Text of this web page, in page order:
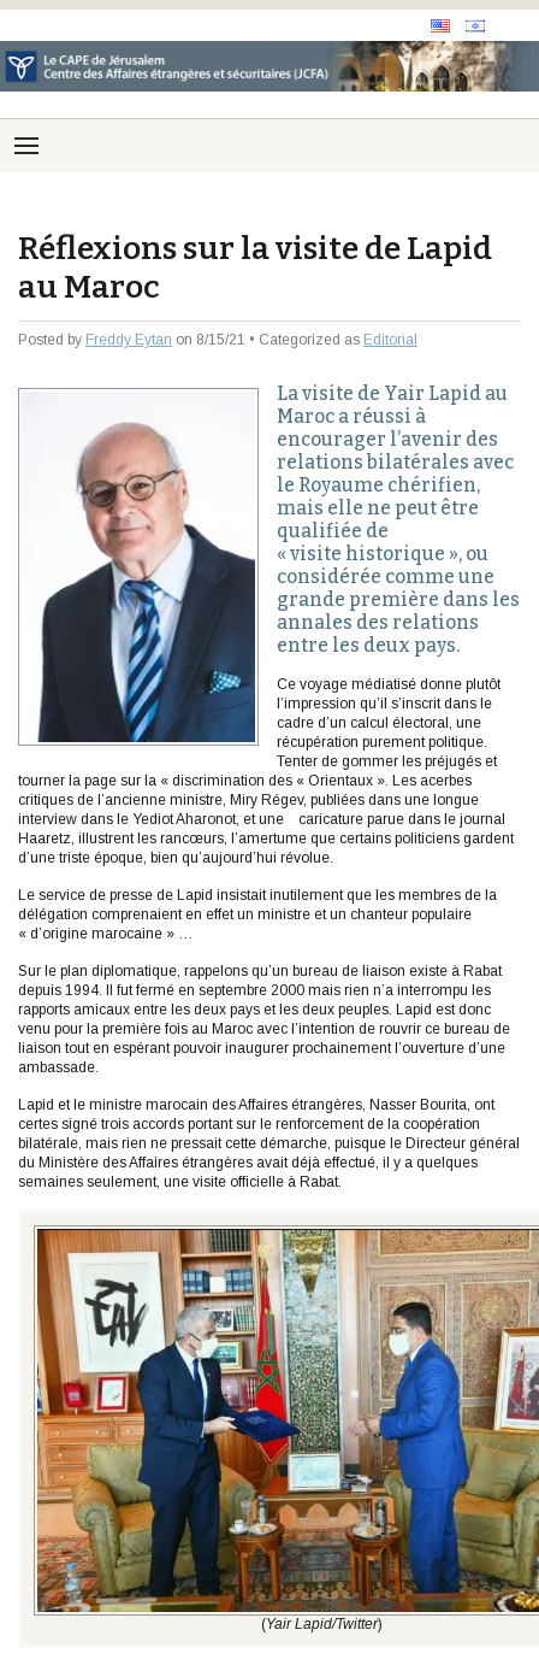
Réflexions sur la visite de Lapid
au Maroc
Posted by Freddy Eytan on 8/15/21 • Categorized as Editorial
La visite de Yair Lapid au
Maroc a réussi à
encourager l’avenir des
relations bilatérales avec
le Royaume chérifien,
mais elle ne peut être
qualifiée de
« visite historique », ou
considérée comme une
grande première dans les
annales des relations
entre les deux pays.
Ce voyage médiatisé donne plutôt
l’impression qu’il s’inscrit dans le
cadre d’un calcul électoral, une
récupération purement politique.
Tenter de gommer les préjugés et
tourner la page sur la « discrimination des « Orientaux ». Les acerbes
critiques de l’ancienne ministre, Miry Régev, publiées dans une longue
interview dans le Yediot Aharonot, et une caricature parue dans le journal
Haaretz, illustrent les rancœurs, l’amertume que certains politiciens gardent
d’une triste époque, bien qu’aujourd’hui révolue.
Le service de presse de Lapid insistait inutilement que les membres de la
délégation comprenaient en effet un ministre et un chanteur populaire
« d’origine marocaine » …
Sur le plan diplomatique, rappelons qu’un bureau de liaison existe à Rabat
depuis 1994. Il fut fermé en septembre 2000 mais rien n’a interrompu les
rapports amicaux entre les deux pays et les deux peuples. Lapid est donc
venu pour la première fois au Maroc avec l’intention de rouvrir ce bureau de
liaison tout en espérant pouvoir inaugurer prochainement l’ouverture d’une
ambassade.
Lapid et le ministre marocain des Affaires étrangères, Nasser Bourita, ont
certes signé trois accords portant sur le renforcement de la coopération
bilatérale, mais rien ne pressait cette démarche, puisque le Directeur général
du Ministère des Affaires étrangères avait déjà effectué, il y a quelques
semaines seulement, une visite officielle à Rabat.
(Yair Lapid/Twitter)